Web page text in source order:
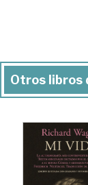
Otros libros